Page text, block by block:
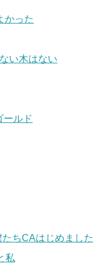
かった
い木はない
ールド
ちCAはじめました
私